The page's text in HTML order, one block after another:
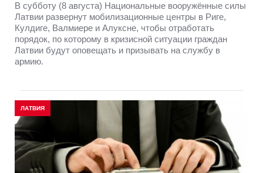
В субботу (8 августа) Национальные вооружённые силы
Латвии развернут мобилизационные центры в Риге,
Кулдиге, Валмиере и Алуксне, чтобы отработать
порядок, по которому в кризисной ситуации граждан
Латвии будут оповещать и призывать на службу в
армию.
ЛАТВИЯ